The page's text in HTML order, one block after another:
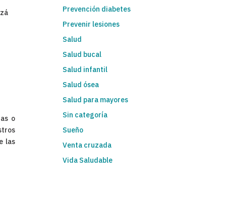
o
las
Prevención diabetes
Prevenir lesiones
Salud
Salud bucal
Salud infantil
Salud ósea
Salud para mayores
Sin categoría
Sueño
Venta cruzada
Vida Saludable